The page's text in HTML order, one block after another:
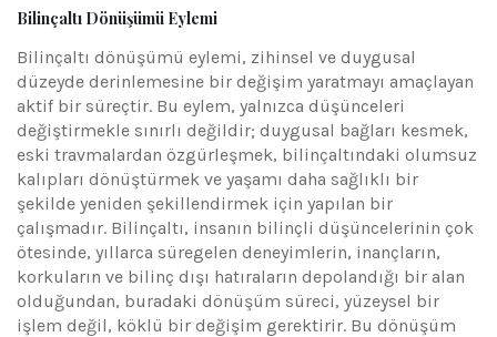
Bilinçaltı Dönüşümü Eylemi
Bilinçaltı dönüşümü eylemi, zihinsel ve duygusal
düzeyde derinlemesine bir değişim yaratmayı amaçlayan
aktif bir süreçtir. Bu eylem, yalnızca düşünceleri
değiştirmekle sınırlı değildir; duygusal bağları kesmek,
eski travmalardan özgürleşmek, bilinçaltındaki olumsuz
kalıpları dönüştürmek ve yaşamı daha sağlıklı bir
şekilde yeniden şekillendirmek için yapılan bir
çalışmadır. Bilinçaltı, insanın bilinçli düşüncelerinin çok
ötesinde, yıllarca süregelen deneyimlerin, inançların,
korkuların ve bilinç dışı hatıraların depolandığı bir alan
olduğundan, buradaki dönüşüm süreci, yüzeysel bir
işlem değil, köklü bir değişim gerektirir. Bu dönüşüm